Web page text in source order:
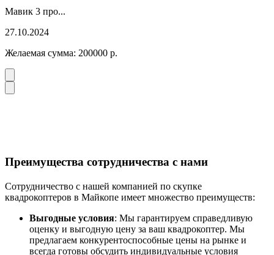
Мавик 3 про...
27.10.2024
Желаемая сумма: 200000 р.
Преимущества сотрудничества с нами
Сотрудничество с нашей компанией по скупке
квадрокоптеров в Майкопе имеет множество преимуществ:
Выгодные условия: Мы гарантируем справедливую
оценку и выгодную цену за ваш квадрокоптер. Мы
предлагаем конкурентоспособные цены на рынке и
всегда готовы обсудить индивидуальные условия